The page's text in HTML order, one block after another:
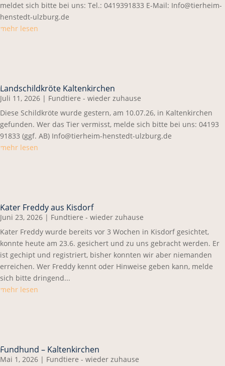
meldet sich bitte bei uns: Tel.: 0419391833 E-Mail: Info@tierheim-
henstedt-ulzburg.de
mehr lesen
Landschildkröte Kaltenkirchen
Juli 11, 2026 | Fundtiere - wieder zuhause
Diese Schildkröte wurde gestern, am 10.07.26, in Kaltenkirchen
gefunden. Wer das Tier vermisst, melde sich bitte bei uns: 04193
91833 (ggf. AB) Info@tierheim-henstedt-ulzburg.de
mehr lesen
Kater Freddy aus Kisdorf
Juni 23, 2026 | Fundtiere - wieder zuhause
Kater Freddy wurde bereits vor 3 Wochen in Kisdorf gesichtet,
konnte heute am 23.6. gesichert und zu uns gebracht werden. Er
ist gechipt und registriert, bisher konnten wir aber niemanden
erreichen. Wer Freddy kennt oder Hinweise geben kann, melde
sich bitte dringend...
mehr lesen
Fundhund – Kaltenkirchen
Mai 1, 2026 | Fundtiere - wieder zuhause